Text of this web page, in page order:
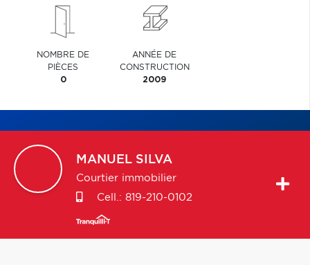
NOMBRE DE
PIÈCES
0
ANNÉE DE
CONSTRUCTION
2009
MANUEL SILVA
Courtier immobilier
Cell.: 819-210-0102